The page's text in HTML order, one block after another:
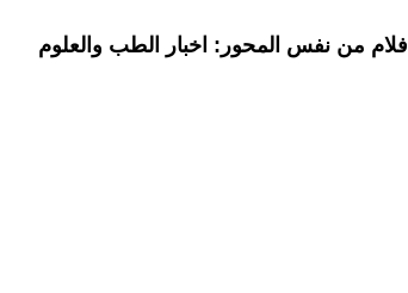
افلام من نفس المحور: اخبار الطب والعلوم